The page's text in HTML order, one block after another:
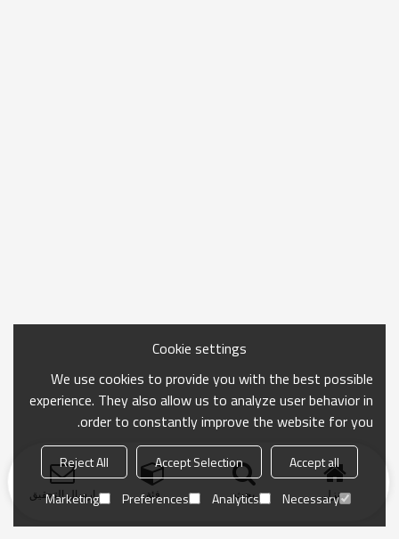
منزل بحث فئة ارسال التحقيق
Cookie settings
We use cookies to provide you with the best possible
experience. They also allow us to analyze user behavior in
order to constantly improve the website for you.
Accept all
Accept Selection
Reject All
Necessary
Analytics
Preferences
Marketing